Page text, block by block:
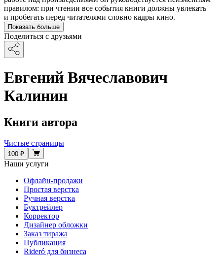
правилом: при чтении все события книги должны увлекать
и пробегать перед читателями словно кадры кино.
Показать больше
Поделиться с друзьями
Евгений Вячеславович
Калинин
Книги автора
Чистые страницы
100 ₽
Наши услуги
Офлайн-продажи
Простая верстка
Ручная верстка
Буктрейлер
Корректор
Дизайнер обложки
Заказ тиража
Публикация
Rideró для бизнеса